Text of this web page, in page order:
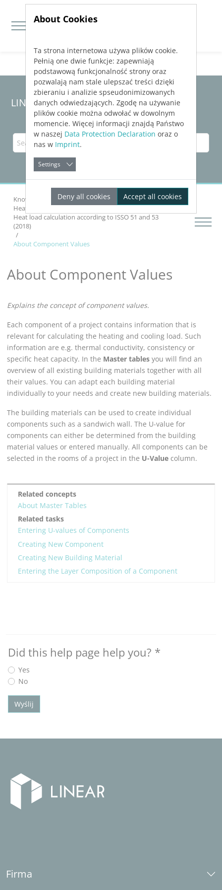
Jump directly to main navigation
Jump directly to content
LINEAR Solutions25for Revit
Knowledge Base Revit
Analyzing Buildings
Heat Load
Heat load calculation according to ISSO 51 and 53
(2018)
About Component Values
About Component Values
Explains the concept of component values.
Each component of a project contains information that is
relevant for calculating the heating and cooling load. Such
information are e.g. thermal conductivity, consistency or
specific heat capacity. In the Master tables you will find an
overview of all existing building materials together with all
their values. You can adapt each building material
individually to your needs and create new building materials.
The building materials can be used to create individual
components such as a sandwich wall. The U-value for
components can either be determined from the building
material values or entered manually. All components can be
selected in the rooms of a project in the U-Value column.
Related concepts
About Master Tables
Related tasks
Entering U-values of Components
Creating New Component
Creating New Building Material
Entering the Layer Composition of a Component
Did this help page help you? *
Yes
No
Wyślij
Firma
About Cookies
Ta strona internetowa używa plików cookie.
Pełnią one dwie funkcje: zapewniają
podstawową funkcjonalność strony oraz
pozwalają nam stale ulepszać treści dzięki
zbieraniu i analizie spseudonimizowanych
danych odwiedzających. Zgodę na używanie
plików cookie można odwołać w dowolnym
momencie. Więcej informacji znajdą Państwo
w naszej Data Protection Declaration oraz o
nas w Imprint.
Settings
Deny all cookies Accept all cookies